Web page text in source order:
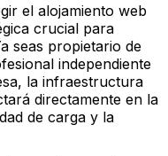
el alojamiento web
crucial para
seas propietario de
independiente
la infraestructura
directamente en la
de carga y la